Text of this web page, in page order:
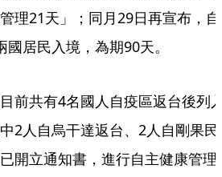
理21天」；同月29日再宣布，
居民入境，為期90天。
前共有4名國人自疫區返台後列
2人自烏干達返台、2人自剛果民
開立通知書，進行自主健康管理